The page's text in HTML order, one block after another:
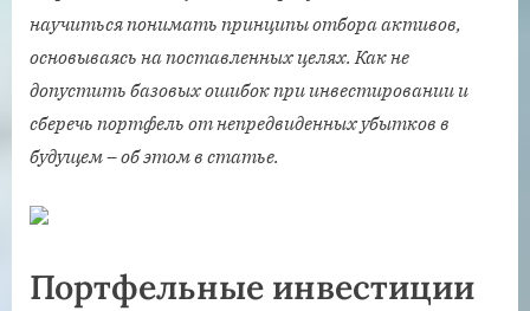
научиться понимать принципы отбора активов,
основываясь на поставленных целях. Как не
допустить базовых ошибок при инвестировании и
сберечь портфель от непредвиденных убытков в
будущем – об этом в статье.
Портфельные инвестиции